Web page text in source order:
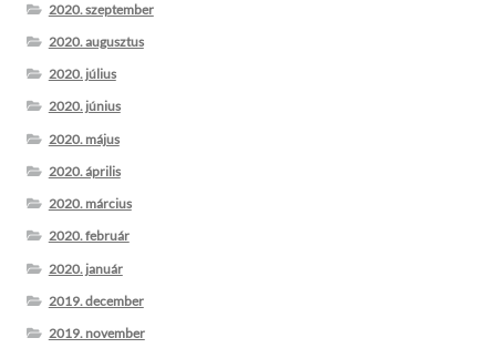
2020. szeptember
2020. augusztus
2020. július
2020. június
2020. május
2020. április
2020. március
2020. február
2020. január
2019. december
2019. november